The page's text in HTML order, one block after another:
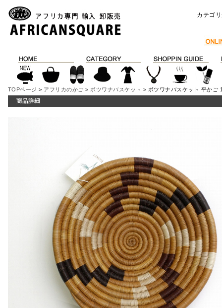
カテゴ
TOPページ > アフリカのかご > ボツワナバスケット > ボツワナバスケット 平かご